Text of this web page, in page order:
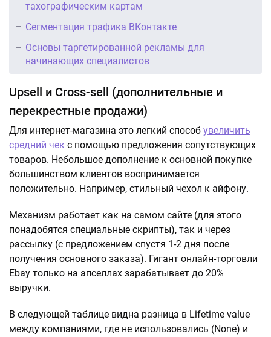
тахографическим картам
Сегментация трафика ВКонтакте
Основы таргетированной рекламы для
начинающих специалистов
Upsell и Cross-sell (дополнительные и
перекрестные продажи)
Для интернет-магазина это легкий способ увеличить
средний чек с помощью предложения сопутствующих
товаров. Небольшое дополнение к основной покупке
большинством клиентов воспринимается
положительно. Например, стильный чехол к айфону.
Механизм работает как на самом сайте (для этого
понадобятся специальные скрипты), так и через
рассылку (с предложением спустя 1-2 дня после
получения основного заказа). Гигант онлайн-торговли
Ebay только на апселлах зарабатывает до 20%
выручки.
В следующей таблице видна разница в Lifetime value
между компаниями, где не использовались (None) и